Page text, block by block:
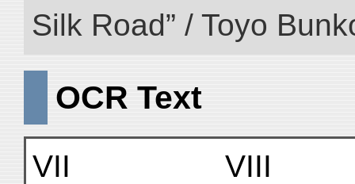
Silk Road” / Toyo
OCR Text
VII